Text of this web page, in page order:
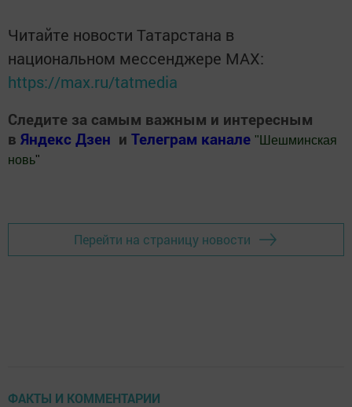
Читайте новости Татарстана в
национальном мессенджере MАХ:
https://max.ru/tatmedia
Следите за самым важным и интересным
в Яндекс Дзен и Телеграм канале " Шешминская
новь"
Перейти на страницу новости
ФАКТЫ И КОММЕНТАРИИ